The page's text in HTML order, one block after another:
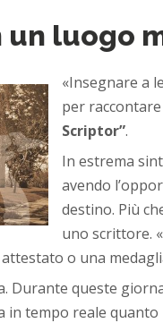
luogo
«Insegnare a
per
Scriptor”.
In estrema
avendo
destino. Più
uno scrittore.
o una
Durante queste
tempo reale